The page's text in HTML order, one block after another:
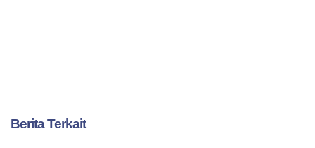
Berita Terkait